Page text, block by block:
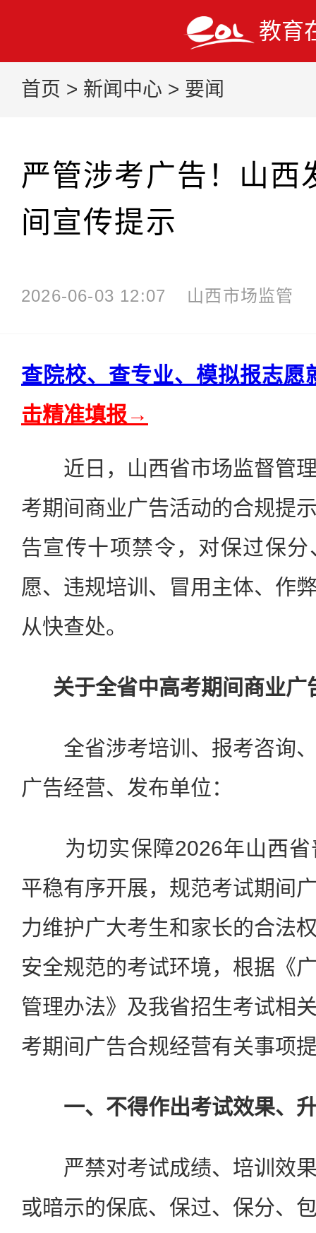
教育
首页 > 新闻中心 > 要闻
严管涉考广告！山西
间宣传提示
2026-06-03 12:07 山西市场监管
查院校、查专业、模拟报志
击精准填报→
近日，山西省市场监督管理
考期间商业广告活动的合规提
告宣传十项禁令，对保过保
愿、违规培训、冒用主体、作
从快查处。
关于全省中高考期间商业广
全省涉考培训、报考咨询、
广告经营、发布单位：
为切实保障2026年山西省
平稳有序开展，规范考试期间
力维护广大考生和家长的合法
安全规范的考试环境，根据《
管理办法》及我省招生考试相
考期间广告合规经营有关事项
一、不得作出考试效果、
严禁对考试成绩、培训效果
或暗示的保底、保过、保分、